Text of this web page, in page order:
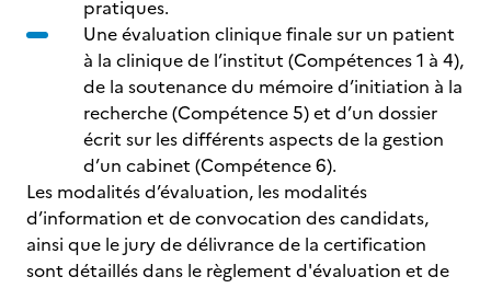
pratiques.
Une évaluation clinique finale sur un patient
à la clinique de l’institut (Compétences 1 à 4),
de la soutenance du mémoire d’initiation à la
recherche (Compétence 5) et d’un dossier
écrit sur les différents aspects de la gestion
d’un cabinet (Compétence 6).
Les modalités d’évaluation, les modalités
d’information et de convocation des candidats,
ainsi que le jury de délivrance de la certification
sont détaillés dans le règlement d'évaluation et de